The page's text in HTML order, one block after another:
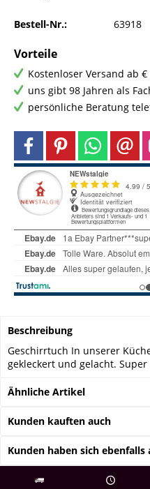
Bestell-Nr.: 63918
Vorteile
Kostenloser Versand ab
uns gibt 98 Jahren als
persönliche Beratung
Beschreibung
Geschirrtuch In unserer
gekleckert und gelacht.
Ähnliche Artikel
Kunden kauften auch
Kunden haben sich ebenfalls